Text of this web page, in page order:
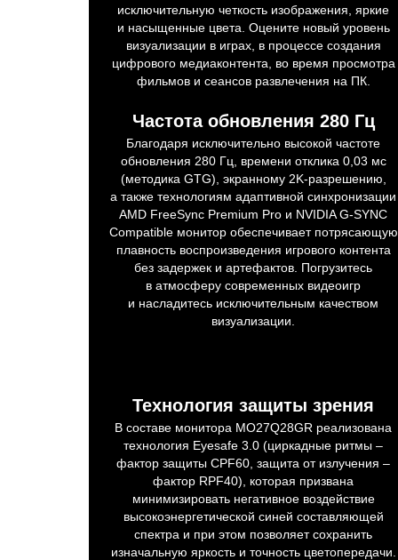
исключительную четкость изображения, яркие
и насыщенные цвета. Оцените новый уровень
визуализации в играх, в процессе создания
цифрового медиаконтента, во время просмотра
фильмов и сеансов развлечения на ПК.
Частота обновления 280 Гц
Благодаря исключительно высокой частоте
обновления 280 Гц, времени отклика 0,03 мс
(методика GTG), экранному 2K-разрешению,
а также технологиям адаптивной синхронизации
AMD FreeSync Premium Pro и NVIDIA G-SYNC
Compatible монитор обеспечивает потрясающую
плавность воспроизведения игрового контента
без задержек и артефактов. Погрузитесь
в атмосферу современных видеоигр
и насладитесь исключительным качеством
визуализации.
Технология защиты зрения
В составе монитора MO27Q28GR реализована
технология Eyesafe 3.0 (циркадные ритмы –
фактор защиты CPF60, защита от излучения –
фактор RPF40), которая призвана
минимизировать негативное воздействие
высокоэнергетической синей составляющей
спектра и при этом позволяет сохранить
изначальную яркость и точность цветопередачи.